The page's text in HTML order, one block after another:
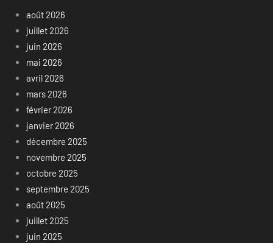
août 2026
juillet 2026
juin 2026
mai 2026
avril 2026
mars 2026
février 2026
janvier 2026
décembre 2025
novembre 2025
octobre 2025
septembre 2025
août 2025
juillet 2025
juin 2025